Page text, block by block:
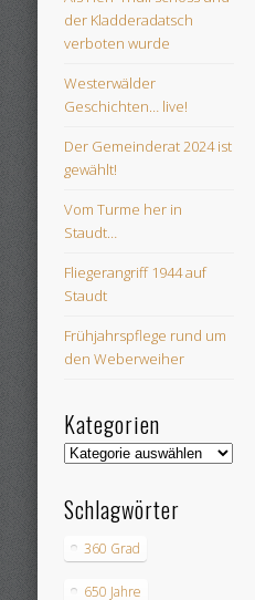
der Kladderadatsch
verboten wurde
Westerwälder
Geschichten… live!
Der Gemeinderat 2024 ist
gewählt!
Vom Turme her in
Staudt…
Fliegerangriff 1944 auf
Staudt
Frühjahrspflege rund um
den Weberweiher
Kategorien
Kategorien
Schlagwörter
360 Grad
650 Jahre